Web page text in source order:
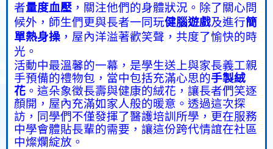
者量度血壓 ，關注他們的身體狀況。除了關心問
候外，師生們更與長者一同玩健腦遊戲及進行簡
單熱身操 ，屋內洋溢著歡笑聲，共度了愉快的時
光。
活動中最溫馨的一幕，是學生送上與家長義工親
手預備的禮物包，當中包括充滿心思的手製絨
花 。這朵象徵長壽與健康的絨花，讓長者們笑逐
顏開，屋內充滿如家人般的暖意。透過這次探
訪，同學們不僅發揮了醫護培訓所學，更在服務
中學會體貼長輩的需要，讓這份跨代情誼在社區
中燦爛綻放。